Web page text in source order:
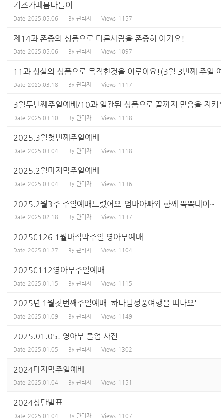
키즈카페봄나들이
Date 2025.05.06 By 관리자 Views 1157
제14과 존중의 성품으로 다른사람을 존중히 여겨요!
Date 2025.05.06 By 관리자 Views 1097
11과 성실의 성품으로 목적한것을 이루어요!(3월 3번째 주일
Date 2025.03.18 By 관리자 Views 1117
3월두번째주일예배/10과 일관된 성품으로 끝까지 믿음을 지
Date 2025.03.10 By 관리자 Views 1118
2025.3월첫번째주일예배
Date 2025.03.04 By 관리자 Views 1118
2025.2월마지막주일예배
Date 2025.03.04 By 관리자 Views 1136
2025.2월3주 주일예배드렸어요-엄마아빠와 함께 뽁뽁데이~
Date 2025.02.18 By 관리자 Views 1137
20250126 1월마직막주일 영아부예배
Date 2025.01.27 By 관리자 Views 1104
20250112영아부주일예배
Date 2025.01.15 By 관리자 Views 1115
2025년 1월첫번째주일예배 '하나님성풍여행을 떠나요'
Date 2025.01.09 By 관리자 Views 1149
2025.01.05. 영아부 졸업 사진
Date 2025.01.05 By 관리자 Views 1302
2024마지막주일예배
Date 2025.01.04 By 관리자 Views 1151
2024성탄발표
Date 2025.01.04 By 관리자 Views 1107